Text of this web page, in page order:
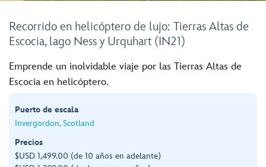
Recorrido en helicóptero de lujo: Tierras Altas de
Escocia, lago Ness y Urquhart (IN21)
Emprende un inolvidable viaje por las Tierras Altas de
Escocia en helicóptero.
Puerto de escala
Invergordon, Scotland
Precios
$USD 1,499.00 (de 10 años en adelante)